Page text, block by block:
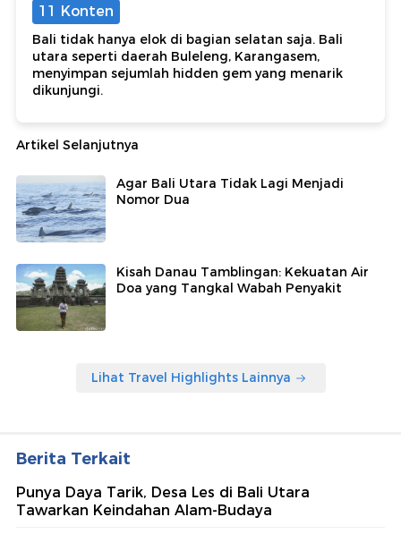
11 Konten
Bali tidak hanya elok di bagian selatan saja. Bali
utara seperti daerah Buleleng, Karangasem,
menyimpan sejumlah hidden gem yang menarik
dikunjungi.
Artikel Selanjutnya
Agar Bali Utara Tidak Lagi Menjadi
Nomor Dua
Kisah Danau Tamblingan: Kekuatan Air
Doa yang Tangkal Wabah Penyakit
Lihat Travel Highlights Lainnya
Berita Terkait
Punya Daya Tarik, Desa Les di Bali Utara
Tawarkan Keindahan Alam-Budaya